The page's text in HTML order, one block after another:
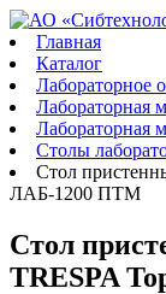
Главная
Каталог
Лабораторное
Лабораторная
Лабораторная
Столы
Стол
ЛАБ-1200 ПТМ
Стол
TRESPA